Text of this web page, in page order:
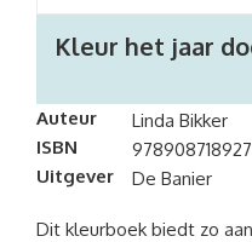
Kleur het jaar
Auteur
Linda Bikker
ISBN
Uitgever
De Banier
Dit kleurboek biedt zo